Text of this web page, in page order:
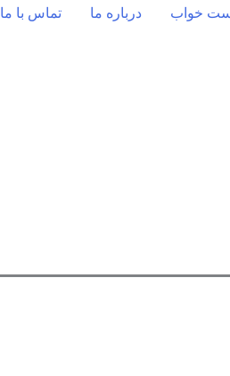
خواب درباره ما تماس با ما